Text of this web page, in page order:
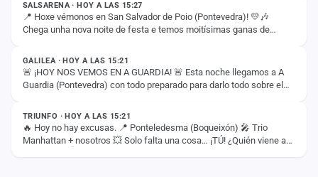
SALSARENA · HOY A LAS 15:27
📍 Hoxe vémonos en San Salvador de Poio (Pontevedra)! 💛🎶
Chega unha nova noite de festa e temos moitísimas ganas de
ESTADO
GALILEA · HOY A LAS 15:21
🚨 ¡HOY NOS VEMOS EN A GUARDIA! 🚨 Esta noche llegamos a A
Guardia (Pontevedra) con todo preparado para darlo todo sobre el
ESTADO
TRIUNFO · HOY A LAS 15:21
🔥 Hoy no hay excusas. 📍 Ponteledesma (Boqueixón) 🎤 Trio
Manhattan + nosotros 💥 Solo falta una cosa… ¡TÚ! ¿Quién viene a